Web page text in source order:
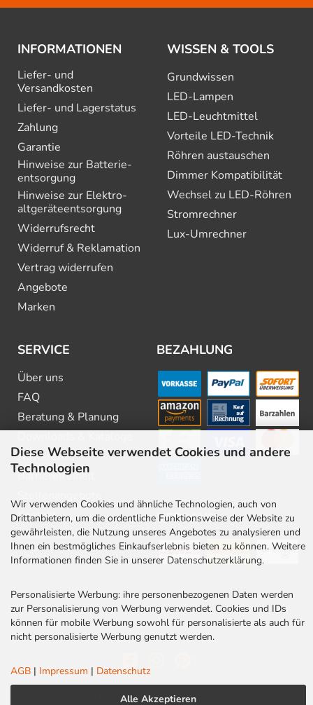
Diese Webseite verwendet Cookies und andere
Technologien
Wir verwenden Cookies und ähnliche Technologien, auch von
Drittanbietern, um die ordentliche Funktionsweise der Website zu
gewährleisten, die Nutzung unseres Angebotes zu analysieren und
Ihnen ein bestmögliches Einkaufserlebnis bieten zu können. Weitere
Informationen finden Sie in unserer Datenschutzerklärung.
Personalisierte Werbung: ihre personenbezogenen Daten werden
zur Personalisierung von Werbung verwendet. Cookies und IDs
können für mobile Werbung sowohl für personalisierte als auch für
nicht personalisierte Werbung genutzt werden.
AGB | Impressum | Datenschutz
Alle Akzeptieren
INFORMATIONEN
Liefer- und
Versandkosten
Liefer- und Lagerstatus
Zahlung
Garantie
Hinweise zur Batterie­
entsorgung
Hinweise zur Elektro­
altgeräte­entsorgung
Widerrufsrecht
Widerruf & Reklamation
Vertrag widerrufen
Angebote
Marken
WISSEN & TOOLS
Grundwissen
LED-Lampen
LED-Leuchtmittel
Vorteile LED-Technik
Röhren austauschen
Dimmer Kompatibilität
Wechsel zu LED-Röhren
Stromrechner
Lux-Umrechner
SERVICE
Über uns
FAQ
Beratung & Planung
Newsletter
Barrierefreiheit
Kontakt
Rabatt Codes
BEZAHLUNG
VERSAND
Impressum | Datenschutz